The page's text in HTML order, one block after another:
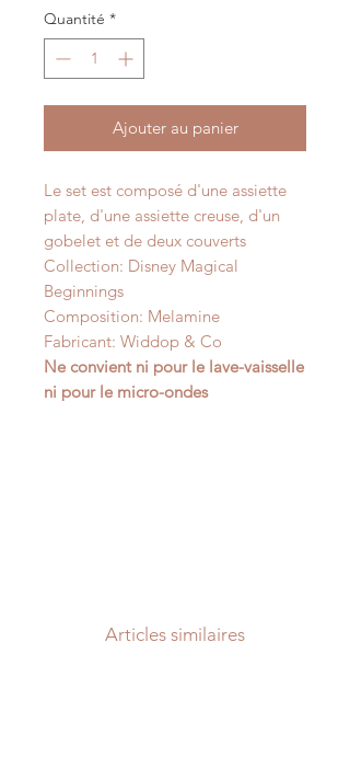
Quantité *
Ajouter au panier
Le set est composé d'une assiette
plate, d'une assiette creuse, d'un
gobelet et de deux couverts
Collection: Disney Magical
Beginnings
Composition: Melamine
Fabricant: Widdop & Co
Ne convient ni pour le lave-vaisselle
ni pour le micro-ondes
Articles similaires